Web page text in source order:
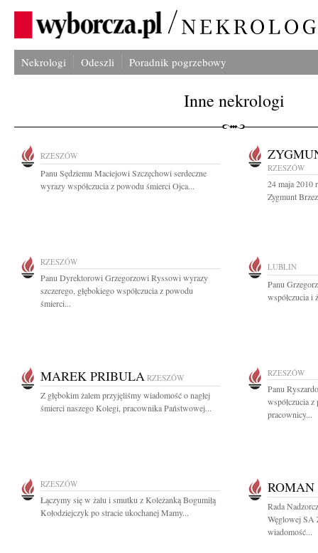
Nekrologi Odeszli Poradnik pogrzebowy
Inne nekrologi
RZESZÓW
Panu Sędziemu Maciejowi Szczęchowi serdeczne
wyrazy współczucia z powodu śmierci Ojca...
RZESZÓW
24 maja 2010
Zygmunt
RZESZÓW
Panu Dyrektorowi Grzegorzowi Ryssowi wyrazy
szczerego, głębokiego współczucia z powodu
śmierci...
LUBLIN
Panu
współczucia i
MAREK PRIBULA RZESZÓW
Z głębokim żalem przyjęliśmy wiadomość o nagłej
śmierci naszego Kolegi, pracownika Państwowej...
RZESZÓW
Panu
współczucia
pracownicy...
RZESZÓW
Łączymy się w żalu i smutku z Koleżanką Bogumiłą
Kołodziejczyk po stracie ukochanej Mamy...
ROMAN
Rada
Węglowej SA
wiadomość...